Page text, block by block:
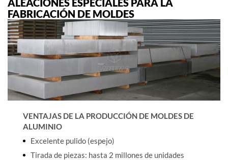
ALEACIONES ESPECIALES PARA LA
FABRICACIÓN DE MOLDES
VENTAJAS DE LA PRODUCCIÓN DE MOLDES DE
ALUMINIO
Excelente pulido (espejo)
Tirada de piezas: hasta 2 millones de unidades